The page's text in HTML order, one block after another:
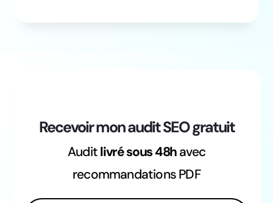
Recevoir mon audit SEO gratuit
Auditlivré sous 48havec
recommandations PDF